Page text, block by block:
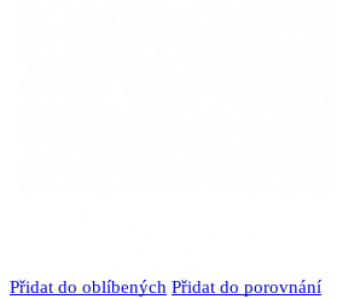
Přidat do oblíbených Přidat do porovnání